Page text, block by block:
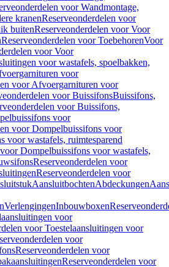
voor Wandmontage,
kranenReserveonderdelen voor
buitenReserveonderdelen voor Voor
Reserveonderdelen voor ToebehorenVoor
voor Voor
voor wastafels, spoelbakken,
voor
voor Afvoergarnituren voor
voor BuissifonsBuissifons,
voor Buissifons,
voor
voor Dompelbuissifons voor
voor wastafels, ruimtesparend
Dompelbuissifons voor wastafels,
Reserveonderdelen voor
Reserveonderdelen voor
AansluitbochtenAbdeckungen
VerlengingenInbouwboxen
voor
voor Toestelaansluitingen voor
voor
Reserveonderdelen voor
Reserveonderdelen voor